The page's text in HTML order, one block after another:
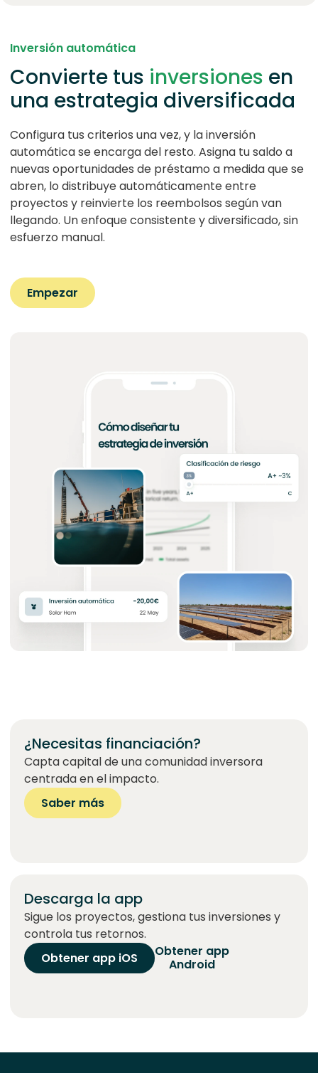
Inversión automática
Convierte tus inversiones en
una estrategia diversificada
Configura tus criterios una vez, y la inversión
automática se encarga del resto. Asigna tu saldo a
nuevas oportunidades de préstamo a medida que se
abren, lo distribuye automáticamente entre
proyectos y reinvierte los reembolsos según van
llegando. Un enfoque consistente y diversificado, sin
esfuerzo manual.
Empezar
¿Necesitas financiación?
Capta capital de una comunidad inversora
centrada en el impacto.
Saber más
Descarga la app
Sigue los proyectos, gestiona tus inversiones y
controla tus retornos.
Obtener app iOS
Obtener app
Android